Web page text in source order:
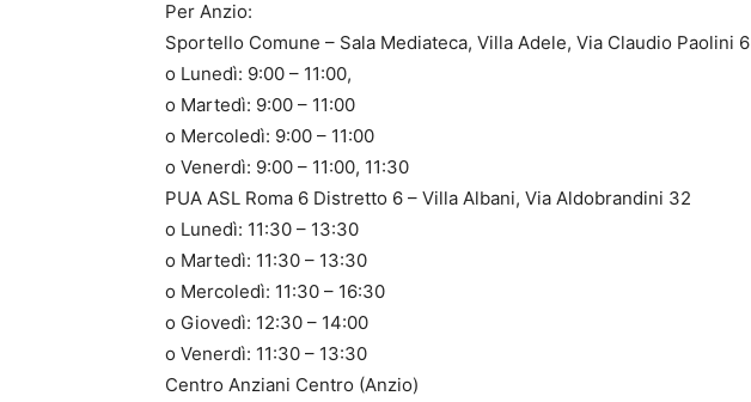
Per Anzio:
Sportello Comune – Sala Mediateca, Villa Adele, Via Claudio Paolini 6
o Lunedì: 9:00 – 11:00,
o Martedì: 9:00 – 11:00
o Mercoledì: 9:00 – 11:00
o Venerdì: 9:00 – 11:00, 11:30
PUA ASL Roma 6 Distretto 6 – Villa Albani, Via Aldobrandini 32
o Lunedì: 11:30 – 13:30
o Martedì: 11:30 – 13:30
o Mercoledì: 11:30 – 16:30
o Giovedì: 12:30 – 14:00
o Venerdì: 11:30 – 13:30
Centro Anziani Centro (Anzio)